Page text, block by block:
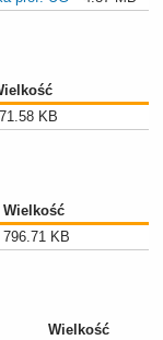
KB
Wielkość
796.71 KB
Wielkość